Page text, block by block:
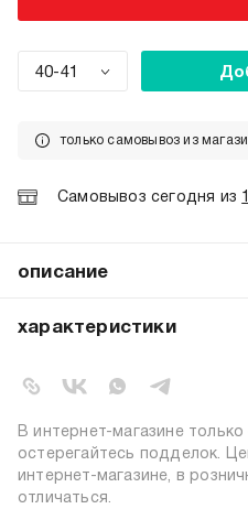
40-41
только самовывоз из
Самовывоз сегодня из
описание
ЭВА с рифлёным верхом.
повседневной носки:
на влажных поверхностях.
решение для летнего сезона.
характеристики
коллекция:
цвет:
состав:
узор:
В интернет-магазине
остерегайтесь подделок.
интернет-магазине, в
отличаться.